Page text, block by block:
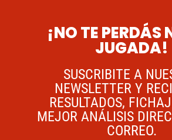
¡NO TE PERDÁS
JUGADA!
SUSCRIBITE A
NEWSLETTER Y
RESULTADOS,
MEJOR ANÁLISIS
CORREO.